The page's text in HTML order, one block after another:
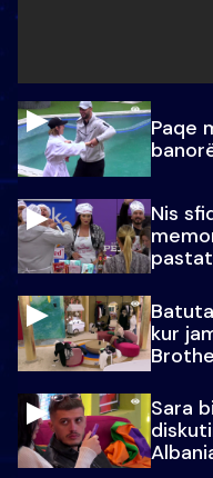
Paqe
Nis
kur
Sara